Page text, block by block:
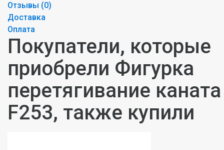
Отзывы (0)
Доставка
Оплата
Покупатели, которые
приобрели Фигурка
перетягивание каната
F253, также купили